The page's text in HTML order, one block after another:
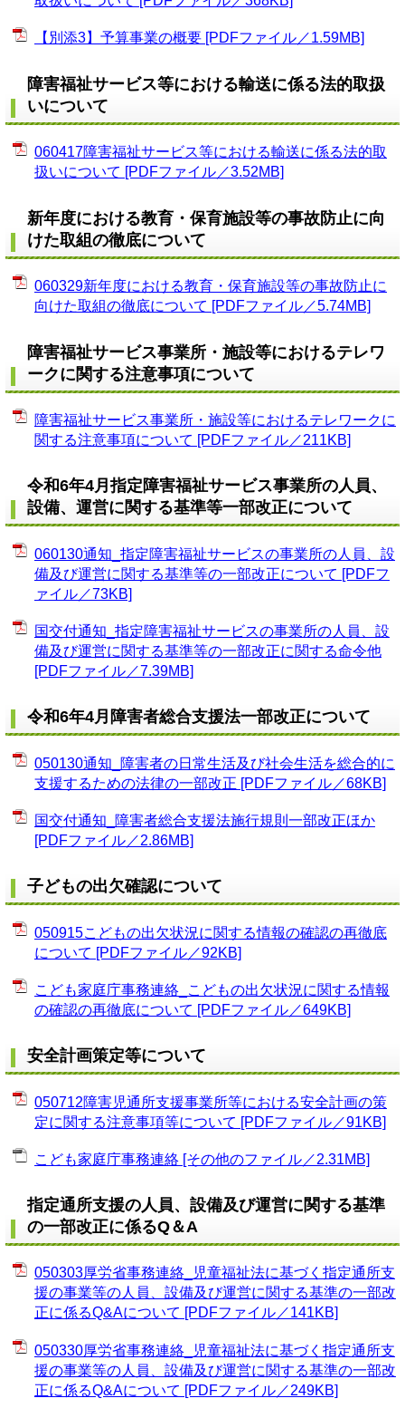
【別添3】予算事業の概要 [PDFファイル／1.59MB]
障害福祉サービス等における輸送に係る法的取扱
いについて
060417障害福祉サービス等における輸送に係る法的取
扱いについて [PDFファイル／3.52MB]
新年度における教育・保育施設等の事故防止に向
けた取組の徹底について
060329新年度における教育・保育施設等の事故防止に
向けた取組の徹底について [PDFファイル／5.74MB]
障害福祉サービス事業所・施設等におけるテレワ
ークに関する注意事項について
障害福祉サービス事業所・施設等におけるテレワークに
関する注意事項について [PDFファイル／211KB]
令和6年4月指定障害福祉サービス事業所の人員、
設備、運営に関する基準等一部改正について
060130通知_指定障害福祉サービスの事業所の人員、設
備及び運営に関する基準等の一部改正について [PDFフ
ァイル／73KB]
国交付通知_指定障害福祉サービスの事業所の人員、設
備及び運営に関する基準等の一部改正に関する命令他
[PDFファイル／7.39MB]
令和6年4月障害者総合支援法一部改正について
050130通知_障害者の日常生活及び社会生活を総合的に
支援するための法律の一部改正 [PDFファイル／68KB]
国交付通知_障害者総合支援法施行規則一部改正ほか
[PDFファイル／2.86MB]
子どもの出欠確認について
050915こどもの出欠状況に関する情報の確認の再徹底
について [PDFファイル／92KB]
こども家庭庁事務連絡_こどもの出欠状況に関する情報
の確認の再徹底について [PDFファイル／649KB]
安全計画策定等について
050712障害児通所支援事業所等における安全計画の策
定に関する注意事項等について [PDFファイル／91KB]
こども家庭庁事務連絡 [その他のファイル／2.31MB]
指定通所支援の人員、設備及び運営に関する基準
の一部改正に係るQ＆A
050303厚労省事務連絡_児童福祉法に基づく指定通所支
援の事業等の人員、設備及び運営に関する基準の一部改
正に係るQ&Aについて [PDFファイル／141KB]
050330厚労省事務連絡_児童福祉法に基づく指定通所支
援の事業等の人員、設備及び運営に関する基準の一部改
正に係るQ&Aについて [PDFファイル／249KB]